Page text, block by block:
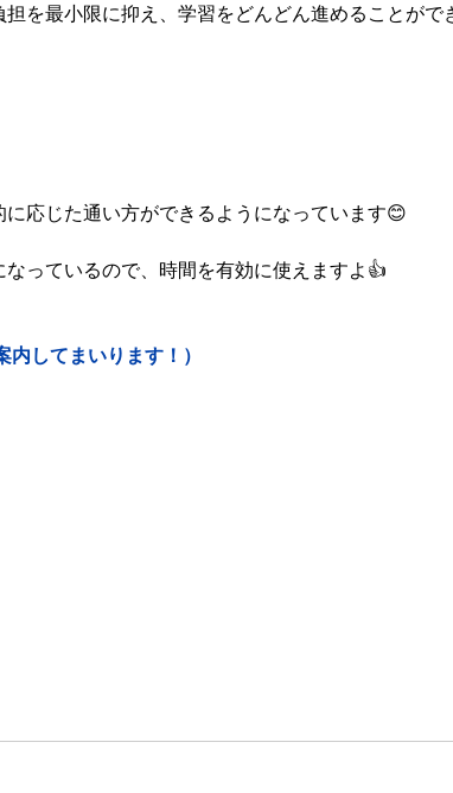
を最小限に抑え、学習をどんどん進めることがで
応じた通い方ができるようになっています😊
っているので、時間を有効に使えますよ👍
してまいります！）